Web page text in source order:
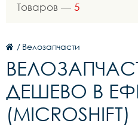
Товаров — 5
/ Велозапчасти
ДЕШЕВО В
(MICROSHIFT)